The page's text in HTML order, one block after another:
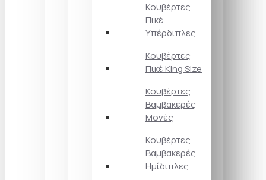
Κουβέρτες
Πικέ
Υπέρδιπλες
Κουβέρτες
Πικέ King Size
Κουβέρτες
Βαμβακερές
Μονές
Κουβέρτες
Βαμβακερές
Ημίδιπλες